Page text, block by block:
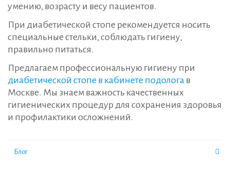
умению, возрасту и весу пациентов.
При диабетической стопе рекомендуется носить
специальные стельки, соблюдать гигиену,
правильно питаться.
Предлагаем профессиональную гигиену при
диабетической стопе в кабинете подолога в
Москве. Мы знаем важность качественных
гигиенических процедур для сохранения здоровья
и профилактики осложнений.
Блог